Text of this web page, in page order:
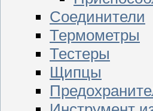
Соединители
Термометры
Тестеры
Щипцы